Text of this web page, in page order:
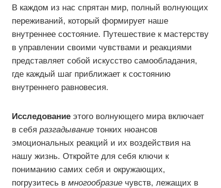
В каждом из нас спрятан мир, полный волнующих
переживаний, который формирует наше
внутреннее состояние. Путешествие к мастерству
в управлении своими чувствами и реакциями
представляет собой искусство самообладания,
где каждый шаг приближает к состоянию
внутреннего равновесия.
Исследование этого волнующего мира включает
в себя разгадывание тонких нюансов
эмоциональных реакций и их воздействия на
нашу жизнь. Откройте для себя ключи к
пониманию самих себя и окружающих,
погрузитесь в многообразие чувств, лежащих в